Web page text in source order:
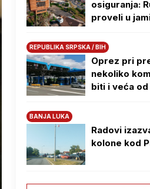
osiguranja:
proveli u
REPUBLIKA SRPSKA / BIH
Oprez pri
nekoliko
biti i veća
BANJA LUKA
Radovi
kolone kod